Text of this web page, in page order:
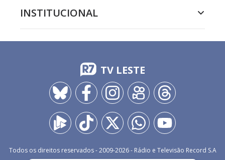
INSTITUCIONAL
TV LESTE
Todos os direitos reservados - 2009-2026- Rádio e Televisão Record S.A